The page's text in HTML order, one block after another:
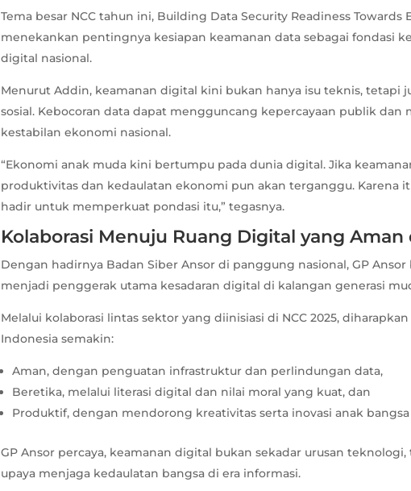
Tema besar NCC tahun ini, Building Data Security Readiness Towards
menekankan pentingnya kesiapan keamanan data sebagai fondasi
digital nasional.
Menurut Addin, keamanan digital kini bukan hanya isu teknis, tetapi
sosial. Kebocoran data dapat mengguncang kepercayaan publik dan
kestabilan ekonomi nasional.
“Ekonomi anak muda kini bertumpu pada dunia digital. Jika
produktivitas dan kedaulatan ekonomi pun akan terganggu. Karena
hadir untuk memperkuat pondasi itu,” tegasnya.
Kolaborasi Menuju Ruang Digital yang
Dengan hadirnya Badan Siber Ansor di panggung nasional, GP
menjadi penggerak utama kesadaran digital di kalangan generasi
Melalui kolaborasi lintas sektor yang diinisiasi di NCC 2025,
Indonesia semakin:
Aman, dengan penguatan infrastruktur dan perlindungan data,
Beretika, melalui literasi digital dan nilai moral yang kuat, dan
Produktif, dengan mendorong kreativitas serta inovasi anak
GP Ansor percaya, keamanan digital bukan sekadar urusan
upaya menjaga kedaulatan bangsa di era informasi.